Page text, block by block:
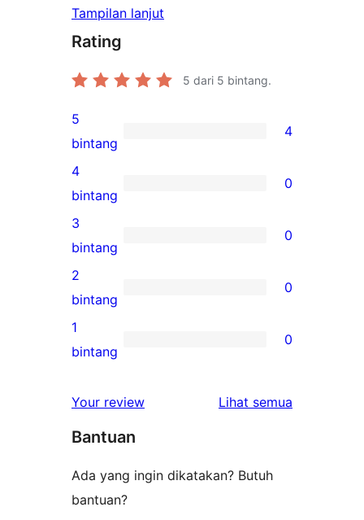
Tampilan lanjut
Rating
5 dari 5 bintang.
4
ulasan
5-
bintang
5
bintang
4
0
ulasan
4-
bintang
4
bintang
0
0
ulasan
3-
bintang
3
bintang
0
0
ulasan
2-
2
bintang
0
0
1-
1
bintang
0
Your review Lihat semua
Bantuan
Ada yang ingin dikatakan? Butuh
bantuan?